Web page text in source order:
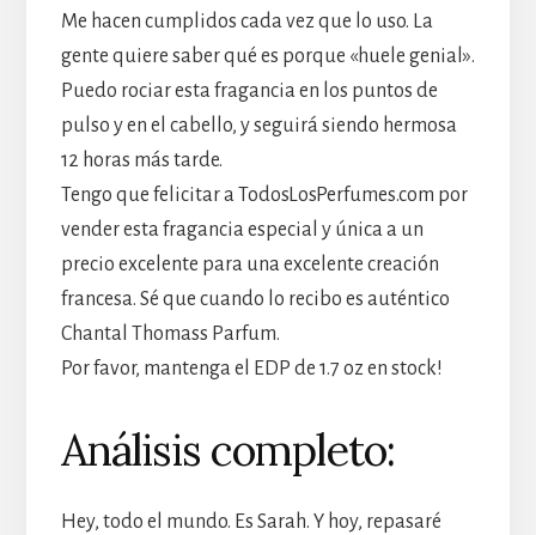
Me hacen cumplidos cada vez que lo uso. La
gente quiere saber qué es porque «huele genial».
Puedo rociar esta fragancia en los puntos de
pulso y en el cabello, y seguirá siendo hermosa
12 horas más tarde.
Tengo que felicitar a TodosLosPerfumes.com por
vender esta fragancia especial y única a un
precio excelente para una excelente creación
francesa. Sé que cuando lo recibo es auténtico
Chantal Thomass Parfum.
Por favor, mantenga el EDP de 1.7 oz en stock!
Análisis completo:
Hey, todo el mundo. Es Sarah. Y hoy, repasaré